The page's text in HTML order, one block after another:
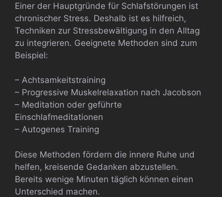
Einer der Hauptgründe für Schlafstörungen ist
chronischer Stress. Deshalb ist es hilfreich,
Techniken zur Stressbewältigung in den Alltag
zu integrieren. Geeignete Methoden sind zum
Beispiel:
– Achtsamkeitstraining
– Progressive Muskelrelaxation nach Jacobson
– Meditation oder geführte
Einschlafmeditationen
– Autogenes Training
Diese Methoden fördern die innere Ruhe und
helfen, kreisende Gedanken abzustellen.
Bereits wenige Minuten täglich können einen
Unterschied machen.